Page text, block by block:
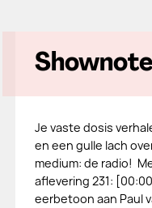
Je vaste dosis
en een gulle lach
medium: de radio!
aflevering 231:
eerbetoon aan Paul